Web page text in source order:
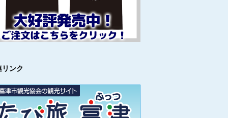
リンク